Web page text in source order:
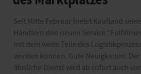
Seit Mitte Februar bietet Kaufland
Händlern den neuen Service
mit dem weite Teile des
werden können. Gute Neuigkeiten: Der
ähnliche Dienst wird ab sofort auch